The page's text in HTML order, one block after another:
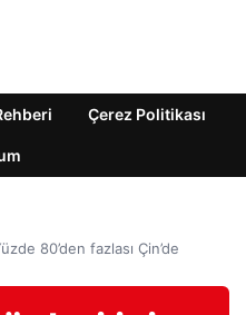
Çerez Politikası
80’den fazlası Çin’de